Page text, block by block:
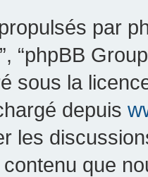
par
“phpBB
sous la
depuis
les
que